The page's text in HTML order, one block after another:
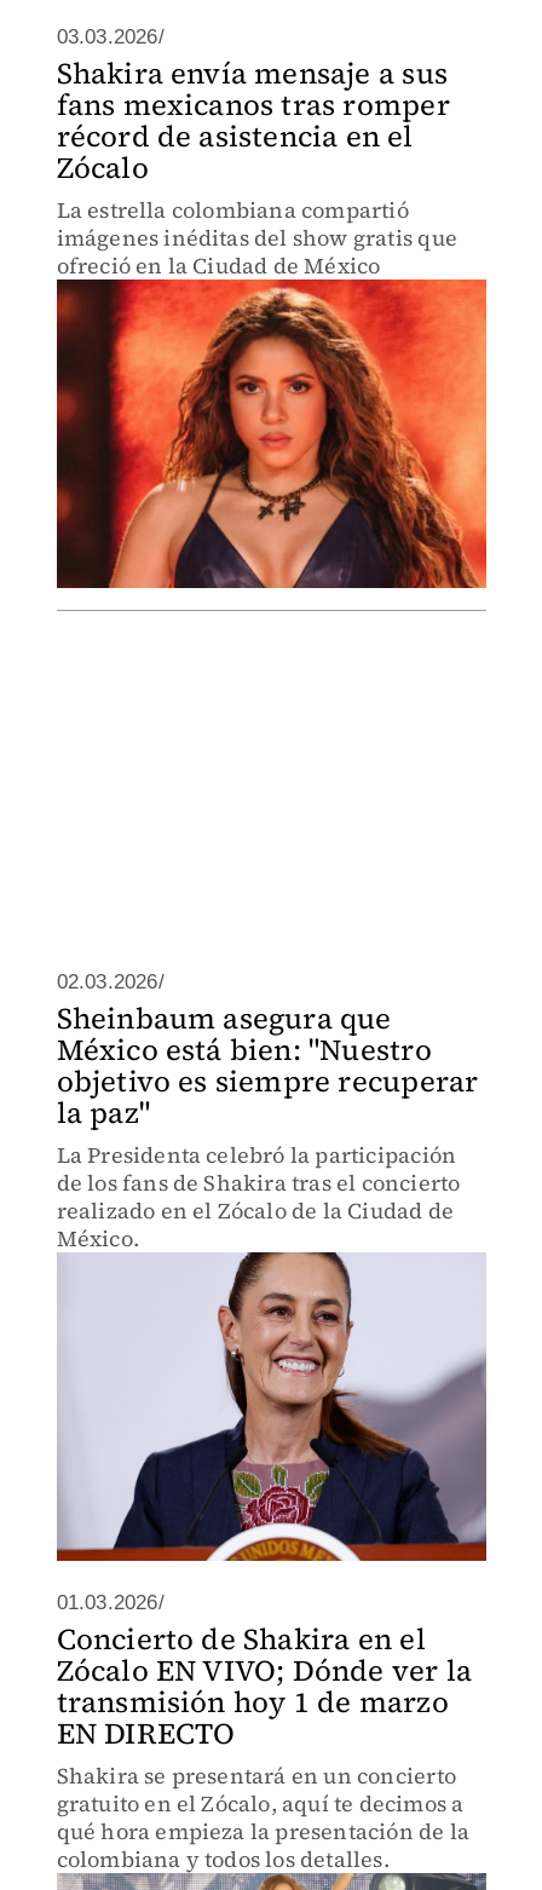
03.03.2026/
Shakira envía mensaje a sus
fans mexicanos tras romper
récord de asistencia en el
Zócalo
La estrella colombiana compartió
imágenes inéditas del show gratis que
ofreció en la Ciudad de México
02.03.2026/
Sheinbaum asegura que
México está bien: "Nuestro
objetivo es siempre recuperar
la paz"
La Presidenta celebró la participación
de los fans de Shakira tras el concierto
realizado en el Zócalo de la Ciudad de
México.
01.03.2026/
Concierto de Shakira en el
Zócalo EN VIVO; Dónde ver la
transmisión hoy 1 de marzo
EN DIRECTO
Shakira se presentará en un concierto
gratuito en el Zócalo, aquí te decimos a
qué hora empieza la presentación de la
colombiana y todos los detalles.